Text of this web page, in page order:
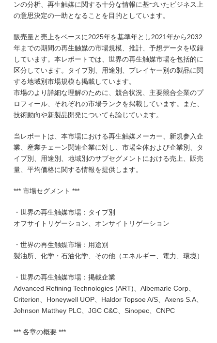
ンの分析、再生触媒に関する十分な情報に基づいたビジネス上
の意思決定の一助となることを目的としています。
販売量と売上をベースに2025年を基準年とし2021年から2032
年までの期間の再生触媒の市場規模、推計、予想データを収録
しています。本レポートでは、世界の再生触媒市場を包括的に
区分しています。タイプ別、用途別、プレイヤー別の製品に関
する地域別市場規模も掲載しています。
市場のより詳細な理解のために、競合状況、主要競合企業のプ
ロフィール、それぞれの市場ランクを掲載しています。また、
技術動向や新製品開発についても論じています。
当レポートは、本市場における再生触媒メーカー、新規参入企
業、産業チェーン関連企業に対し、市場全体および企業別、タ
イプ別、用途別、地域別のサブセグメントにおける売上、販売
量、平均価格に関する情報を提供します。
*** 市場セグメント ***
・世界の再生触媒市場：タイプ別
オフサイトリゲーション、オンサイトリゲーション
・世界の再生触媒市場：用途別
製油所、化学・石油化学、その他（エネルギー、電力、環境）
・世界の再生触媒市場：掲載企業
Advanced Refining Technologies (ART)、Albemarle Corp、
Criterion、Honeywell UOP、Haldor Topsoe A/S、Axens S.A、
Johnson Matthey PLC、JGC C&C、Sinopec、CNPC
*** 各章の概要 ***